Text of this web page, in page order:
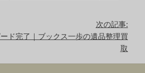
次の記事:
ド完了｜ブックス一歩の遺品整理買
取